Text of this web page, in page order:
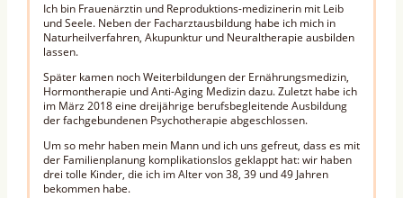
Ich bin Frauenärztin und Reproduktions-medizinerin mit Leib
und Seele. Neben der Facharztausbildung habe ich mich in
Naturheilverfahren, Akupunktur und Neuraltherapie ausbilden
lassen.
Später kamen noch Weiterbildungen der Ernährungsmedizin,
Hormontherapie und Anti-Aging Medizin dazu. Zuletzt habe ich
im März 2018 eine dreijährige berufsbegleitende Ausbildung
der fachgebundenen Psychotherapie abgeschlossen.
Um so mehr haben mein Mann und ich uns gefreut, dass es mit
der Familienplanung komplikationslos geklappt hat: wir haben
drei tolle Kinder, die ich im Alter von 38, 39 und 49 Jahren
bekommen habe.